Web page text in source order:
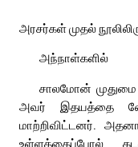
அரசர்கள் முதல்
அந்நாள்களில்
சாலமோன்
அவர் இதயத்தை
மாற்றிவிட்டனர்.
உள்ளத்தைப்போல்